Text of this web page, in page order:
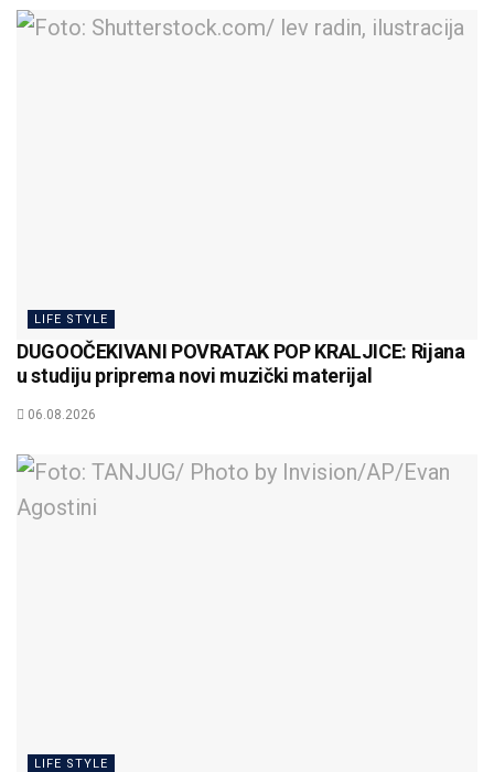
LIFE STYLE
DUGOOČEKIVANI POVRATAK POP KRALJICE: Rijana
u studiju priprema novi muzički materijal
06.08.2026
LIFE STYLE